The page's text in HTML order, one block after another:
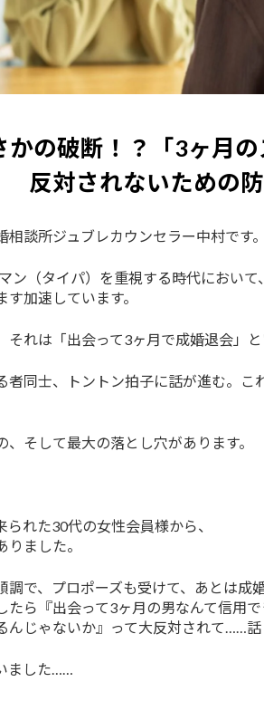
かの破断！？「3ヶ月
反対されないための
談所ジュブレカウンセラー中村です。
ン（タイパ）を重視する時代において、
加速しています。
れは「出会って3ヶ月で成婚退会」と
者同士、トントン拍子に話が進む。こ
そして最大の落とし穴があります。
れた30代の女性会員様から、
ました。
調で、プロポーズも受けて、あとは成
ら『出会って3ヶ月の男なんて信用で
んじゃないか』って大反対されて……話
ました……